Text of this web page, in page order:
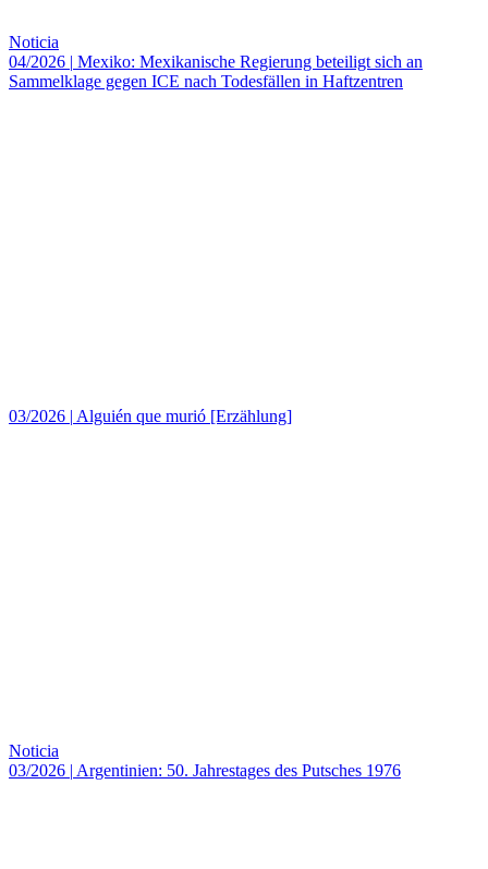
Noticia
04/2026 | Mexiko: Mexikanische Regierung beteiligt sich an
Sammelklage gegen ICE nach Todesfällen in Haftzentren
03/2026 | Alguién que murió [Erzählung]
Noticia
03/2026 | Argentinien: 50. Jahrestages des Putsches 1976